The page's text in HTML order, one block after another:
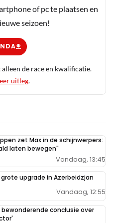
of pc te plaatsen en
seizoen!
de race en kwalificatie.
uitleg.
zet Max in de schijnwerpers:
laten bewegen"
Vandaag, 13:45
upgrade in Azerbeidzjan
Vandaag, 12:55
conclusie over